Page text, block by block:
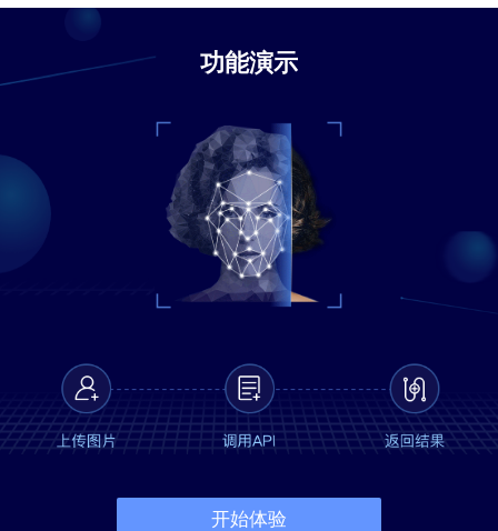
功能演示
开始体验